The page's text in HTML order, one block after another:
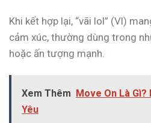
Khi kết hợp lại, “vãi lol” (Vl)
cảm xúc, thường dùng trong
hoặc ấn tượng mạnh.
Xem Thêm
Move On Là
Yêu